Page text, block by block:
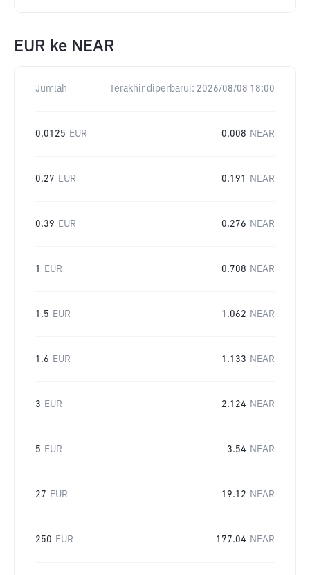
EUR ke NEAR
Jumlah Terakhir diperbarui: 2026/08/08 18:00
0.0125 EUR 0.008 NEAR
0.27 EUR 0.191 NEAR
0.39 EUR 0.276 NEAR
1 EUR 0.708 NEAR
1.5 EUR 1.062 NEAR
1.6 EUR 1.133 NEAR
3 EUR 2.124 NEAR
5 EUR 3.54 NEAR
27 EUR 19.12 NEAR
250 EUR 177.04 NEAR